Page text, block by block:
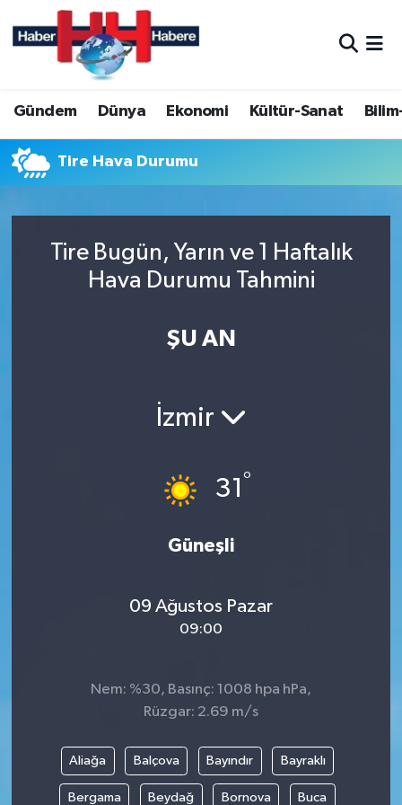
Gündem Dünya Ekonomi Kültür-Sanat
Tire Hava Durumu
Tire Bugün, Yarın ve 1 Haftalık
Hava Durumu Tahmini
ŞU AN
İzmir
31°
Güneşli
09 Ağustos Pazar
09:00
Nem: %30, Basınç: 1008 hpa hPa,
Rüzgar: 2.69 m/s
Aliağa Balçova Bayındır Bayraklı
Bergama Beydağ Bornova Buca
Hava Durumu
Trafik Durumu
Süper Lig Puan Durumu ve Fikstür
Son Dakika Haberleri